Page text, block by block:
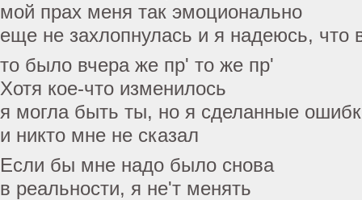
мой прах меня так эмоционально
еще не захлопнулась и я надеюсь, что
то было вчера же пр' то же пр'
Хотя кое-что изменилось
я могла быть ты, но я сделанные
и никто мне не сказал
Если бы мне надо было снова
в реальности, я не'т менять